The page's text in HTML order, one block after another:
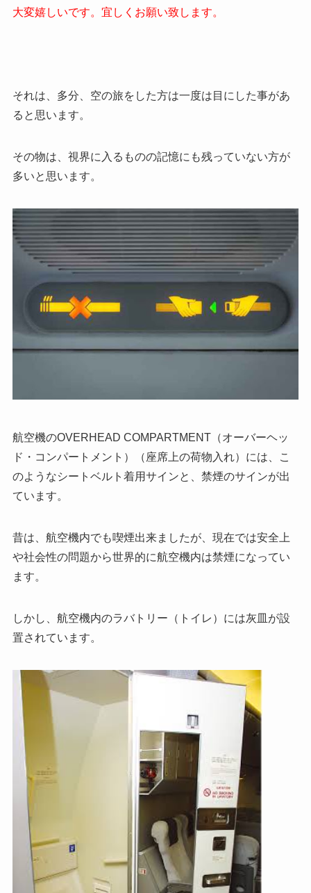
大変嬉しいです。宜しくお願い致します。
それは、多分、空の旅をした方は一度は目にした事があ
ると思います。
その物は、視界に入るものの記憶にも残っていない方が
多いと思います。
航空機のOVERHEAD COMPARTMENT（オーバーヘッ
ド・コンパートメント）（座席上の荷物入れ）には、こ
のようなシートベルト着用サインと、禁煙のサインが出
ています。
昔は、航空機内でも喫煙出来ましたが、現在では安全上
や社会性の問題から世界的に航空機内は禁煙になってい
ます。
しかし、航空機内のラバトリー（トイレ）には灰皿が設
置されています。